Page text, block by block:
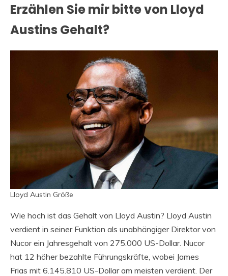
Erzählen Sie mir bitte von Lloyd
Austins Gehalt?
Lloyd Austin Größe
Wie hoch ist das Gehalt von Lloyd Austin? Lloyd Austin
verdient in seiner Funktion als unabhängiger Direktor von
Nucor ein Jahresgehalt von 275.000 US-Dollar. Nucor
hat 12 höher bezahlte Führungskräfte, wobei James
Frias mit 6.145.810 US-Dollar am meisten verdient. Der